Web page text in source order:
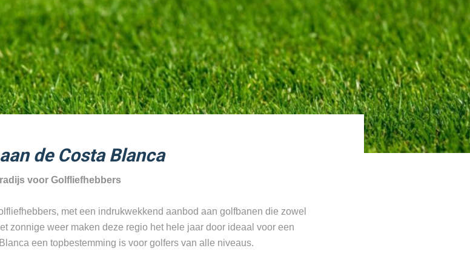
de Costa Blanca
voor Golfliefhebbers
met een indrukwekkend aanbod aan golfbanen die zowel
zonnige weer maken deze regio het hele jaar door ideaal voor een
een topbestemming is voor golfers van alle niveaus.